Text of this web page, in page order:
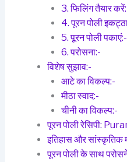
3. फिलिंग तैयार
4. पूरन पोली
5. पूरन पोली पकाएं:-
6. परोसना:-
विशेष सुझाव:-
आटे का विकल्प:-
मीठा स्वाद:-
चीनी का विकल्प:-
पूरन पोली रेसिपी:
इतिहास और सांस्कृतिक
पूरन पोली के साथ